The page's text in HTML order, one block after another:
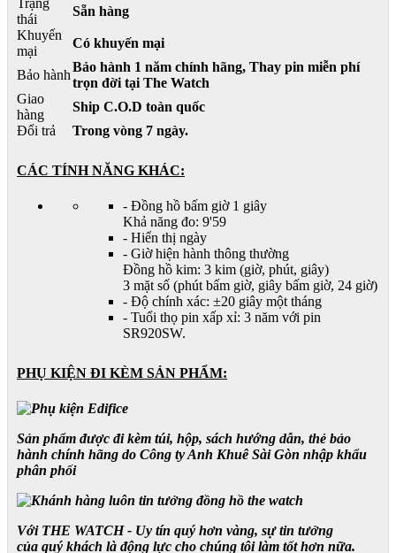
Trạng
thái
Sẵn hàng
Khuyến
mại
Có khuyến mại
Bảo hành
Bảo hành 1 năm chính hãng, Thay pin miễn phí
trọn đời tại The Watch
Giao
hàng
Ship C.O.D toàn quốc
Đổi trả
Trong vòng 7 ngày.
CÁC TÍNH NĂNG KHÁC:
- Đồng hồ bấm giờ 1 giây
Khả năng đo: 9'59
- Hiển thị ngày
- Giờ hiện hành thông thường
Đồng hồ kim: 3 kim (giờ, phút, giây)
3 mặt số (phút bấm giờ, giây bấm giờ, 24 giờ)
- Độ chính xác: ±20 giây một tháng
- Tuổi thọ pin xấp xỉ: 3 năm với pin
SR920SW.
PHỤ KIỆN ĐI KÈM SẢN PHẨM:
Sản phẩm được đi kèm túi, hộp, sách hướng dẫn, thẻ bảo
hành chính hãng do Công ty Anh Khuê Sài Gòn nhập khẩu
phân phối
Với THE WATCH - Uy tín quý hơn vàng, sự tin tưởng
của quý khách là động lực cho chúng tôi làm tốt hơn nữa.